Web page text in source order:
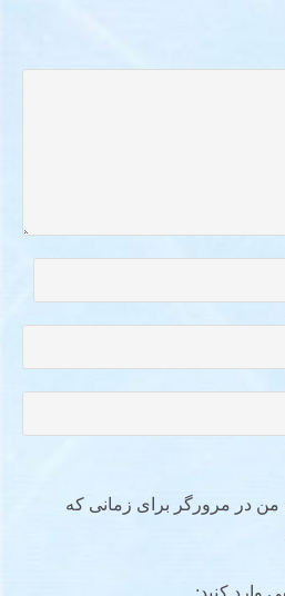
من در مرورگر برای زمانی که
وارد کنید: